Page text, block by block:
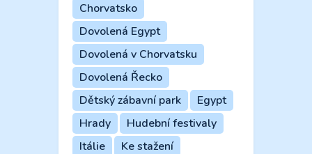
Chorvatsko
Dovolená Egypt
Dovolená v Chorvatsku
Dovolená Řecko
Dětský zábavní park
Egypt
Hrady
Hudební festivaly
Itálie
Ke stažení